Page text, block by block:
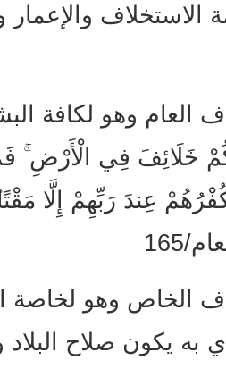
الاستخلاف
العام وهو لكافة
خَلَائِفَ فِي الْأَرْضِ
عِندَ رَبِّهِمْ إِلَّا
165
الخاص وهو لخاصة
به يكون صلاح